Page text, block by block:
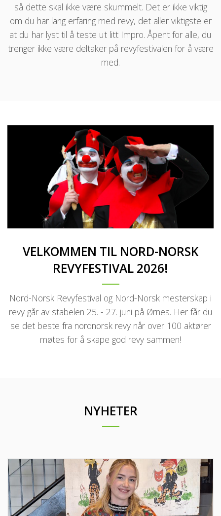
så dette skal ikke være skummelt. Det er ikke viktig
om du har lang erfaring med revy, det aller viktigste er
at du har lyst til å teste ut litt Impro. Åpent for alle, du
trenger ikke være deltaker på revyfestivalen for å være
med.
VELKOMMEN TIL NORD-NORSK
REVYFESTIVAL 2026!
Nord-Norsk Revyfestival og Nord-Norsk mesterskap i
revy går av stabelen 25. - 27. juni på Ørnes. Her får du
se det beste fra nordnorsk revy når over 100 aktører
møtes for å skape god revy sammen!
NYHETER